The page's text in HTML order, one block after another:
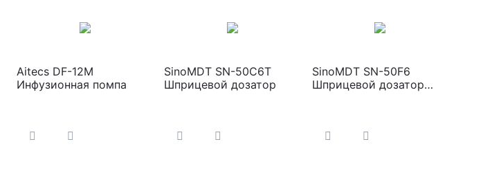
Aitecs DF-12M
Инфузионная помпа
SinoMDT SN-50С6T
Шприцевой дозатор
SinoMDT SN-50F6
Шприцевой дозатор